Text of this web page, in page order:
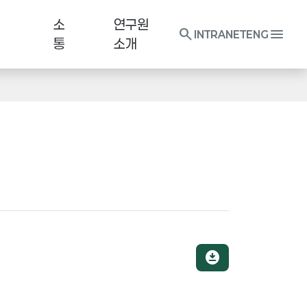
소
통
연구원
소개
search INTRANETENG menu
download_for_offline